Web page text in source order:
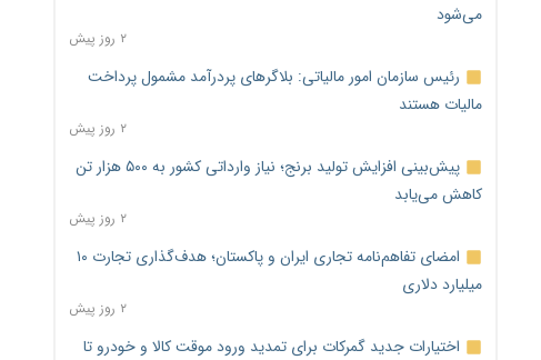
می‌شود
۲ روز پیش
رئیس سازمان امور مالیاتی: بلاگرهای پردرآمد مشمول پرداخت
مالیات هستند
۲ روز پیش
پیش‌بینی افزایش تولید برنج؛ نیاز وارداتی کشور به ۵۰۰ هزار تن
کاهش می‌یابد
۲ روز پیش
امضای تفاهم‌نامه تجاری ایران و پاکستان؛ هدف‌گذاری تجارت ۱۰
میلیارد دلاری
۲ روز پیش
اختیارات جدید گمرکات برای تمدید ورود موقت کالا و خودرو تا